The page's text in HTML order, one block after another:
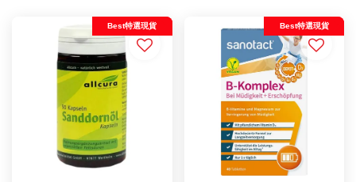
Best特選現貨 Best特選現貨